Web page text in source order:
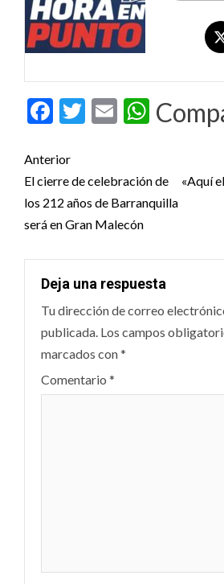
Facebook
Twitter
Email
Post
navigation
Anterior
El cierre de celebración de
los 212 años de Barranquilla
será en Gran Malecón
«Aquí
Deja una respuesta
Tu dirección de correo
publicada. Los campos
marcados con*
Comentario *